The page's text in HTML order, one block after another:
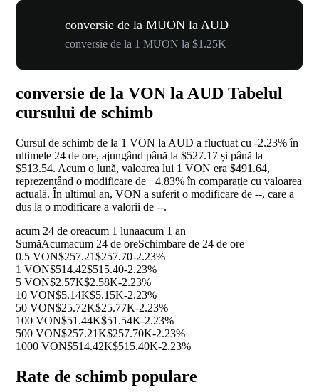
conversie de la MUON la AUD
conversie de la 1 MUON la $1.25K
conversie de la VON la AUD Tabelul
cursului de schimb
Cursul de schimb de la 1 VON la AUD a fluctuat cu -2.23%în
ultimele 24 de ore, ajungând până la $527.17 și până la
$513.54. Acum o lună, valoarea lui 1 VON era $491.64,
reprezentând o modificare de +4.83%în comparație cu valoarea
actuală. În ultimul an, VON a suferit o modificare de --, care a
dus la o modificare a valorii de --.
acum 24 de oreacum 1 lunaacum 1 an
SumăAcumacum 24 de oreSchimbare de 24 de ore
0.5 VON$257.21$257.70-2.23%
1 VON$514.42$515.40-2.23%
5 VON$2.57K$2.58K-2.23%
10 VON$5.14K$5.15K-2.23%
50 VON$25.72K$25.77K-2.23%
100 VON$51.44K$51.54K-2.23%
500 VON$257.21K$257.70K-2.23%
1000 VON$514.42K$515.40K-2.23%
Rate de schimb populare